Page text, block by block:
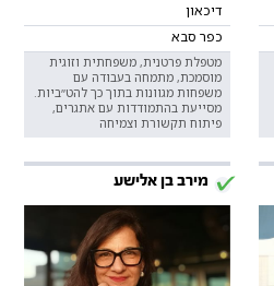
דיכאון
כפר סבא
מטפלת פרטנית, משפחתית וזוגית
מוסמכת, מתמחה בעבודה עם
משפחות מגוונות בתוך כך להט״ביות.
מסייעת בהתמודדות עם אתגרים,
פיתוח תקשורת וצמיחה
מירב בן אלישע